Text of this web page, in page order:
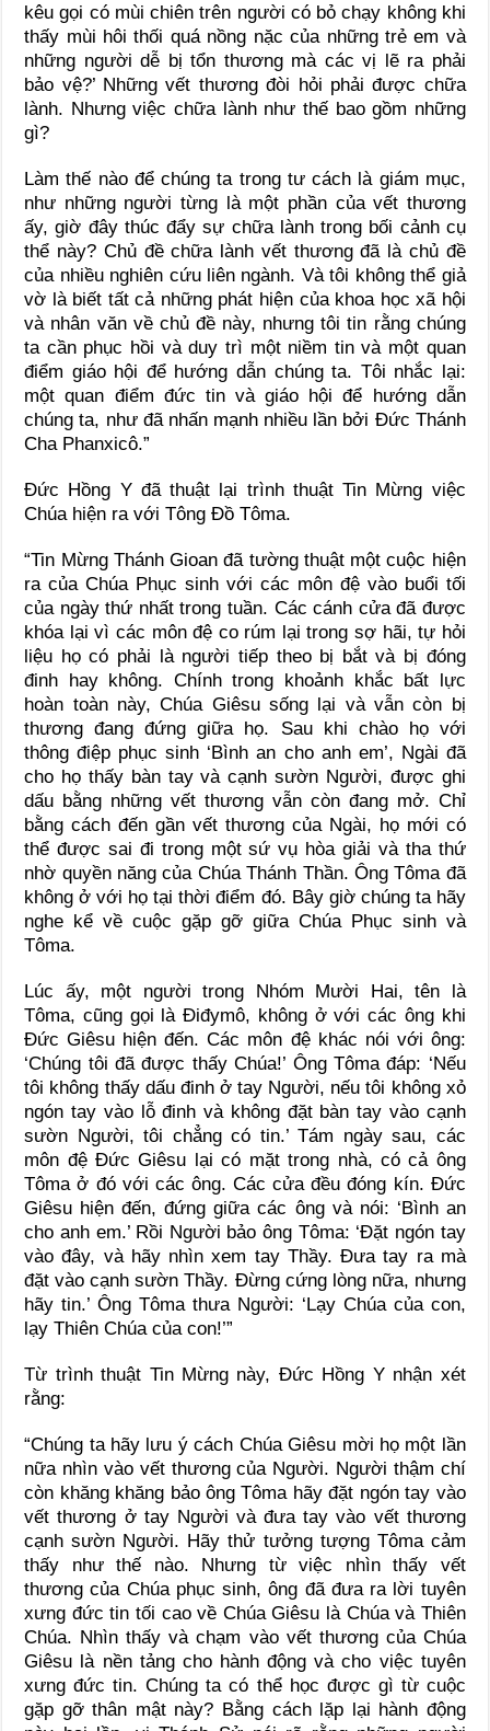
kêu gọi có mùi chiên trên người có bỏ chạy không khi
thấy mùi hôi thối quá nồng nặc của những trẻ em và
những người dễ bị tổn thương mà các vị lẽ ra phải
bảo vệ?’ Những vết thương đòi hỏi phải được chữa
lành. Nhưng việc chữa lành như thế bao gồm những
gì?
Làm thế nào để chúng ta trong tư cách là giám mục,
như những người từng là một phần của vết thương
ấy, giờ đây thúc đẩy sự chữa lành trong bối cảnh cụ
thể này? Chủ đề chữa lành vết thương đã là chủ đề
của nhiều nghiên cứu liên ngành. Và tôi không thể giả
vờ là biết tất cả những phát hiện của khoa học xã hội
và nhân văn về chủ đề này, nhưng tôi tin rằng chúng
ta cần phục hồi và duy trì một niềm tin và một quan
điểm giáo hội để hướng dẫn chúng ta. Tôi nhắc lại:
một quan điểm đức tin và giáo hội để hướng dẫn
chúng ta, như đã nhấn mạnh nhiều lần bởi Đức Thánh
Cha Phanxicô.”
Đức Hồng Y đã thuật lại trình thuật Tin Mừng việc
Chúa hiện ra với Tông Đồ Tôma.
“Tin Mừng Thánh Gioan đã tường thuật một cuộc hiện
ra của Chúa Phục sinh với các môn đệ vào buổi tối
của ngày thứ nhất trong tuần. Các cánh cửa đã được
khóa lại vì các môn đệ co rúm lại trong sợ hãi, tự hỏi
liệu họ có phải là người tiếp theo bị bắt và bị đóng
đinh hay không. Chính trong khoảnh khắc bất lực
hoàn toàn này, Chúa Giêsu sống lại và vẫn còn bị
thương đang đứng giữa họ. Sau khi chào họ với
thông điệp phục sinh ‘Bình an cho anh em’, Ngài đã
cho họ thấy bàn tay và cạnh sườn Người, được ghi
dấu bằng những vết thương vẫn còn đang mở. Chỉ
bằng cách đến gần vết thương của Ngài, họ mới có
thể được sai đi trong một sứ vụ hòa giải và tha thứ
nhờ quyền năng của Chúa Thánh Thần. Ông Tôma đã
không ở với họ tại thời điểm đó. Bây giờ chúng ta hãy
nghe kể về cuộc gặp gỡ giữa Chúa Phục sinh và
Tôma.
Lúc ấy, một người trong Nhóm Mười Hai, tên là
Tôma, cũng gọi là Điđymô, không ở với các ông khi
Đức Giêsu hiện đến. Các môn đệ khác nói với ông:
‘Chúng tôi đã được thấy Chúa!’ Ông Tôma đáp: ‘Nếu
tôi không thấy dấu đinh ở tay Người, nếu tôi không xỏ
ngón tay vào lỗ đinh và không đặt bàn tay vào cạnh
sườn Người, tôi chẳng có tin.’ Tám ngày sau, các
môn đệ Đức Giêsu lại có mặt trong nhà, có cả ông
Tôma ở đó với các ông. Các cửa đều đóng kín. Đức
Giêsu hiện đến, đứng giữa các ông và nói: ‘Bình an
cho anh em.’ Rồi Người bảo ông Tôma: ‘Đặt ngón tay
vào đây, và hãy nhìn xem tay Thầy. Đưa tay ra mà
đặt vào cạnh sườn Thầy. Đừng cứng lòng nữa, nhưng
hãy tin.’ Ông Tôma thưa Người: ‘Lạy Chúa của con,
lạy Thiên Chúa của con!’”
Từ trình thuật Tin Mừng này, Đức Hồng Y nhận xét
rằng:
“Chúng ta hãy lưu ý cách Chúa Giêsu mời họ một lần
nữa nhìn vào vết thương của Người. Người thậm chí
còn khăng khăng bảo ông Tôma hãy đặt ngón tay vào
vết thương ở tay Người và đưa tay vào vết thương
cạnh sườn Người. Hãy thử tưởng tượng Tôma cảm
thấy như thế nào. Nhưng từ việc nhìn thấy vết
thương của Chúa phục sinh, ông đã đưa ra lời tuyên
xưng đức tin tối cao về Chúa Giêsu là Chúa và Thiên
Chúa. Nhìn thấy và chạm vào vết thương của Chúa
Giêsu là nền tảng cho hành động và cho việc tuyên
xưng đức tin. Chúng ta có thể học được gì từ cuộc
gặp gỡ thân mật này? Bằng cách lặp lại hành động